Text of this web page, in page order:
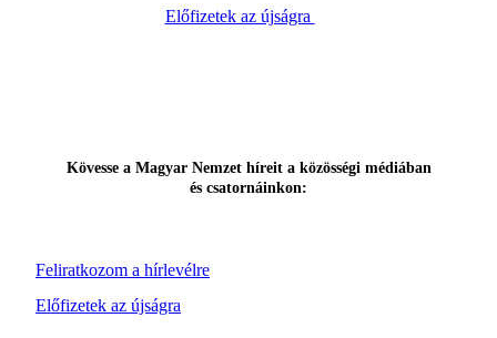
Előfizetek az újságra
Feliratkozom a hírlevélre
Kövesse a Magyar Nemzet híreit a közösségi médiában
és csatornáinkon:
Előfizetek az újságra